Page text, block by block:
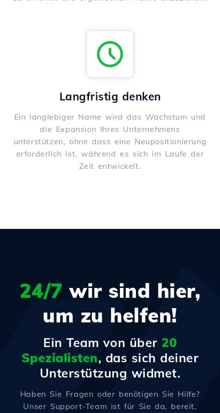
Langfristig denken
Ein langlebiger Name wird das Wachstum und
die Expansion Ihres Unternehmens
unterstützen, ohne dass eine Neupositionierung
erforderlich ist, während es sich im Laufe der
Zeit entwickelt.
24/7 wir sind hier,
um zu helfen!
Ein Team von über 20
Spezialisten, das sich deiner
Unterstützung widmet.
Haben Sie Fragen oder benötigen Sie Hilfe?
Unser Support-Team ist für Sie da, bereit,